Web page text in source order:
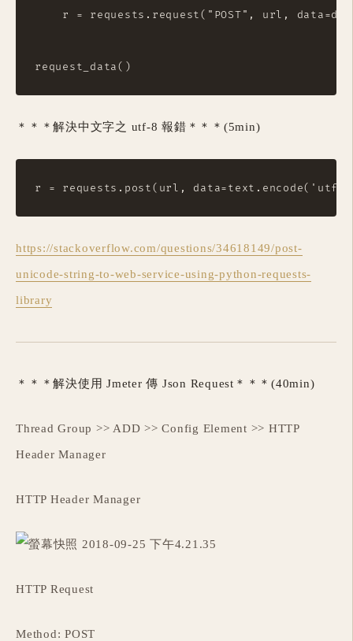
r = requests.request("POST", url,
＊＊＊解決中文字之 utf-8 報錯＊＊＊(5min)
https://stackoverflow.com/questions/34618149/post-
unicode-string-to-web-service-using-python-requests-
library
＊＊＊解決使用 Jmeter 傳 Json Request＊＊＊(40min)
Thread Group >> ADD >> Config Element >> HTTP
Header Manager
HTTP Header Manager
HTTP Request
Method: POST